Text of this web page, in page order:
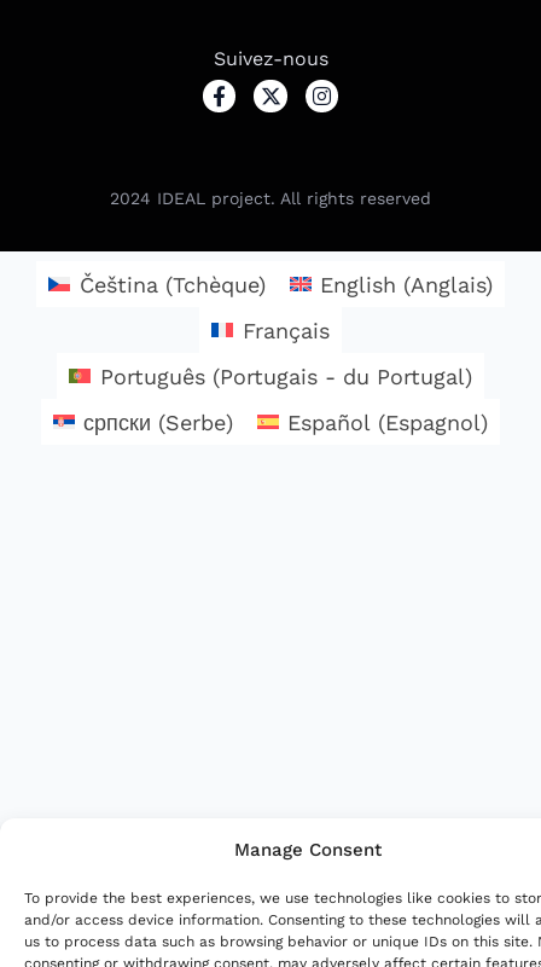
Manage Consent
To provide the best experiences, we use technologies like cookies to
and/or access device information. Consenting to these technologies will
us to process data such as browsing behavior or unique IDs on this site.
consenting or withdrawing consent, may adversely affect certain
Suivez-nous
2024 IDEAL project. All rights reserved
Čeština (Tchèque) English (Anglais)
Français
Português(Portugais - du Portugal)
српски (Serbe) Español (Espagnol)